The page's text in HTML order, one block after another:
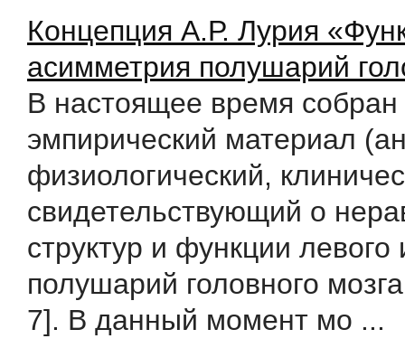
Концепция А.Р. Лурия
асимметрия полушарий
В настоящее время
эмпирический материал
физиологический,
свидетельствующий о
структур и функции левого
полушарий головного
7]. В данный момент мо ...